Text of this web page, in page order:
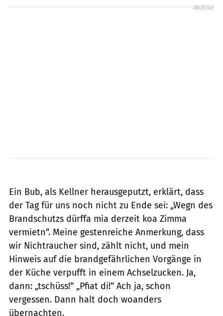
ANZEIGE
Ein Bub, als Kellner herausgeputzt, erklärt, dass
der Tag für uns noch nicht zu Ende sei: „Wegn des
Brandschutzs dürffa mia derzeit koa Zimma
vermietn“. Meine gestenreiche Anmerkung, dass
wir Nichtraucher sind, zählt nicht, und mein
Hinweis auf die brandgefährlichen Vorgänge in
der Küche verpufft in einem Achselzucken. Ja,
dann: „tschüss!“ „Pfiat di!“ Ach ja, schon
vergessen. Dann halt doch woanders
übernachten.